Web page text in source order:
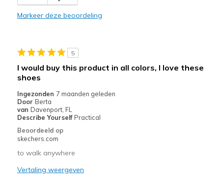
Beste toepassingen
Casual Wear
Sizing
Feels true to size
View On Shoes
Shoes are for Wearing
Markeer deze beoordeling
5
I would buy this product in all colors, I love these
shoes
Ingezonden 7 maanden geleden
Door Berta
van Davenport, FL
Describe Yourself Practical
Beoordeeld op
skechers.com
to walk anywhere
Vertaling weergeven